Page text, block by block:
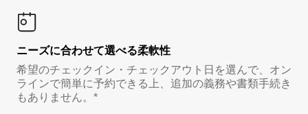
ニーズに合わせて選べる柔軟性
希望のチェックイン・チェックアウト日を選んで、オン
ラインで簡単に予約できる上、追加の義務や書類手続き
もありません。*